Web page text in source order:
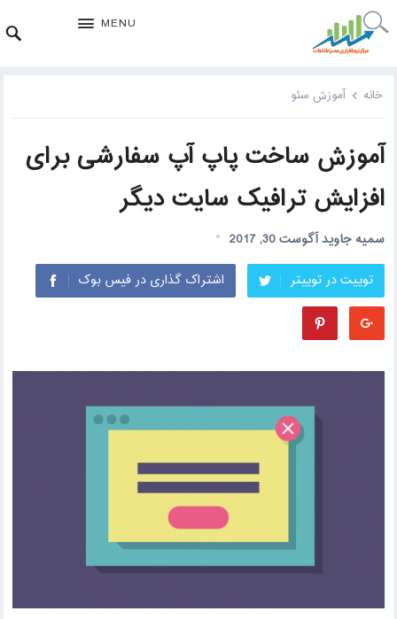
MENU
خانه آموزش سئو
آموزش ساخت پاپ آپ سفارشی برای
افزایش ترافیک سایت دیگر
سمیه جاویدآگوست 30, 2017
توییت در توییتر
اشتراک گذاری در فیس بوک